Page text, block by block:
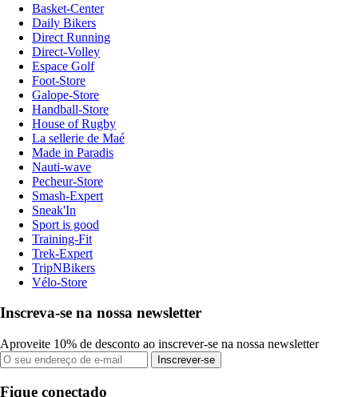
Basket-Center
Daily Bikers
Direct Running
Direct-Volley
Espace Golf
Foot-Store
Galope-Store
Handball-Store
House of Rugby
La sellerie de Maé
Made in Paradis
Nauti-wave
Pecheur-Store
Smash-Expert
Sneak'In
Sport is good
Training-Fit
Trek-Expert
TripNBikers
Vélo-Store
Inscreva-se na nossa newsletter
Aproveite 10% de desconto ao inscrever-se na nossa newsletter
Inscrever-se
Fique conectado